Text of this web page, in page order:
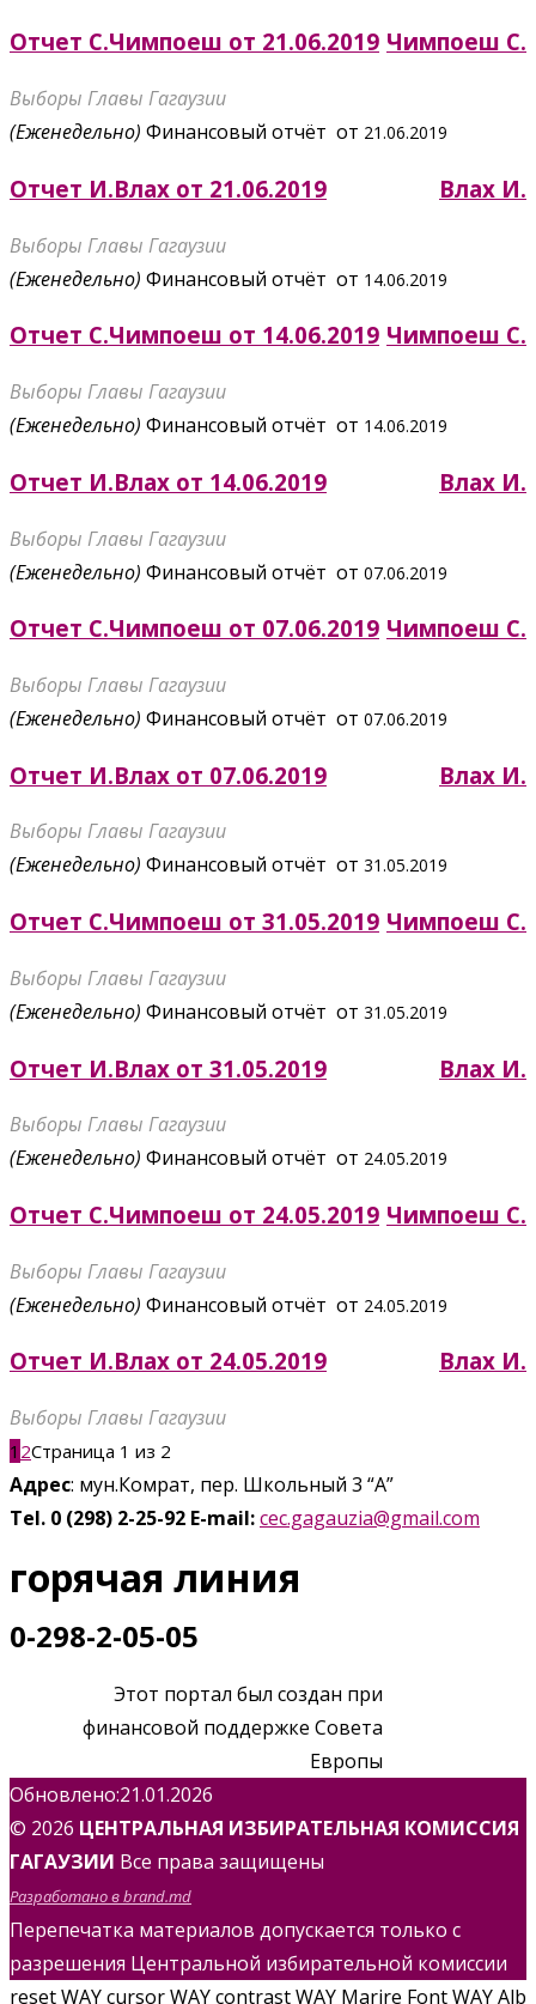
Отчет С.Чимпоеш от 21.06.2019 Чимпоеш С.
Выборы Главы Гагаузии
(Еженедельно) Финансовый отчёт от 21.06.2019
Отчет И.Влах от 21.06.2019 Влах И.
Выборы Главы Гагаузии
(Еженедельно) Финансовый отчёт от 14.06.2019
Отчет С.Чимпоеш от 14.06.2019 Чимпоеш С.
Выборы Главы Гагаузии
(Еженедельно) Финансовый отчёт от 14.06.2019
Отчет И.Влах от 14.06.2019 Влах И.
Выборы Главы Гагаузии
(Еженедельно) Финансовый отчёт от 07.06.2019
Отчет С.Чимпоеш от 07.06.2019 Чимпоеш С.
Выборы Главы Гагаузии
(Еженедельно) Финансовый отчёт от 07.06.2019
Отчет И.Влах от 07.06.2019 Влах И.
Выборы Главы Гагаузии
(Еженедельно) Финансовый отчёт от 31.05.2019
Отчет С.Чимпоеш от 31.05.2019 Чимпоеш С.
Выборы Главы Гагаузии
(Еженедельно) Финансовый отчёт от 31.05.2019
Отчет И.Влах от 31.05.2019 Влах И.
Выборы Главы Гагаузии
(Еженедельно) Финансовый отчёт от 24.05.2019
Отчет С.Чимпоеш от 24.05.2019 Чимпоеш С.
Выборы Главы Гагаузии
(Еженедельно) Финансовый отчёт от 24.05.2019
Отчет И.Влах от 24.05.2019 Влах И.
Выборы Главы Гагаузии
1 2Страница 1 из 2
Адрес: мун.Комрат, пер. Школьный 3 “А”
Tel. 0 (298) 2-25-92 E-mail:cec.gagauzia@gmail.com
горячая линия
0-298-2-05-05
Этот портал был создан при
финансовой поддержке Совета
Европы
Обновлено:21.01.2026
© 2026 ЦЕНТРАЛЬНАЯ ИЗБИРАТЕЛЬНАЯ КОМИССИЯ
ГАГАУЗИИ Все права защищены
Разработано в brand.md
Перепечатка материалов допускается только с
разрешения Центральной избирательной комиссии
reset WAYcursor WAYcontrast WAY Marire Font WAYAlb